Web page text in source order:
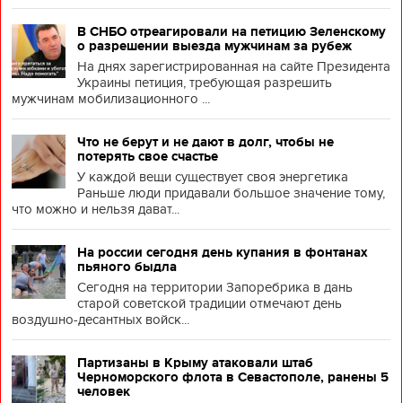
В СНБО отреагировали на петицию Зеленскому
о разрешении выезда мужчинам за рубеж
На днях зарегистрированная на сайте Президента
Украины петиция, требующая разрешить
мужчинам мобилизационного ...
Что не берут и не дают в долг, чтобы не
потерять свое счастье
У каждой вещи существует своя энергетика
Раньше люди придавали большое значение тому,
что можно и нельзя дават...
На россии сегодня день купания в фонтанах
пьяного быдла
Сегодня на территории Запоребрика в дань
старой советской традиции отмечают день
воздушно-десантных войск...
Партизаны в Крыму атаковали штаб
Черноморского флота в Севастополе, ранены 5
человек